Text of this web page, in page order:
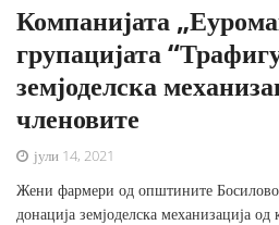
Компанијата
групацијата
земјоделска
членовите
јули 14, 2021
Жени фармери од општините
донација земјоделска механизација